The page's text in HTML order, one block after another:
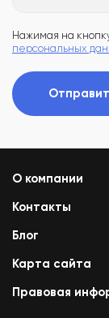
Нажимая на
персональных
О компании
Контакты
Блог
Карта сайта
Правовая